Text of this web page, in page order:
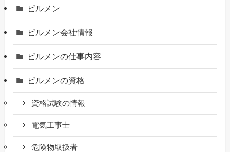
ビルメン
ビルメン会社情報
ビルメンの仕事内容
ビルメンの資格
資格試験の情報
電気工事士
危険物取扱者